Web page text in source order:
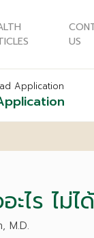
US
Application
ไร ไม่ไ
M.D.